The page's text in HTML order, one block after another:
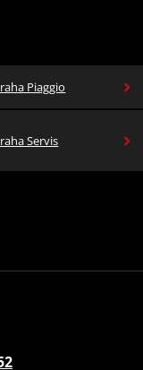
Piaggio
Servis